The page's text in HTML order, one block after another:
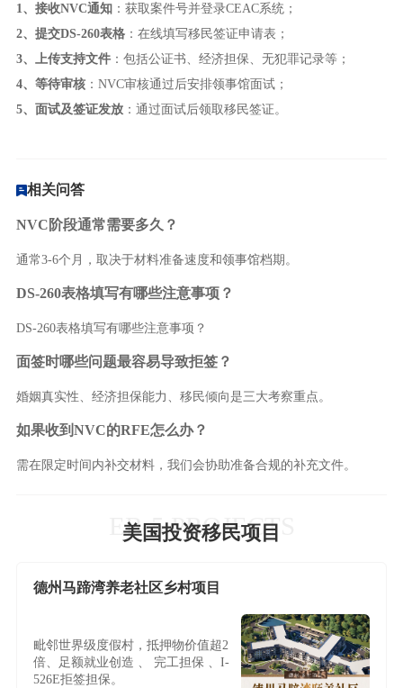
1、接收NVC通知：获取案件号并登录CEAC系统；
2、 提交DS-260表格：在线填写移民签证申请表；
3、上传支持文件：包括公证书、经济担保、无犯罪记录等；
4、等待审核：NVC审核通过后安排领事馆面试；
5、面试及签证发放：通过面试后领取移民签证。
相关问答
NVC阶段通常需要多久？
通常3-6个月，取决于材料准备速度和领事馆档期。
DS-260表格填写有哪些注意事项？
DS-260表格填写有哪些注意事项？
面签时哪些问题最容易导致拒签？
婚姻真实性、经济担保能力、移民倾向是三大考察重点。
如果收到NVC的RFE怎么办？
需在限定时间内补交材料，我们会协助准备合规的补充文件。
EB-5 PROJECTS
美国投资移民项目
德州马蹄湾养老社区乡村项目
毗邻世界级度假村，抵押物价值超2
倍、足额就业创造 、 完工担保 、I-
526E拒签担保。